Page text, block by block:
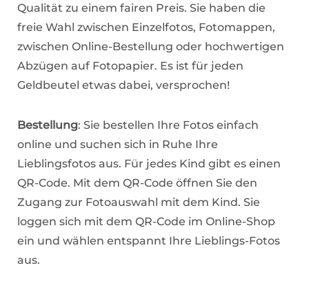
Qualität zu einem fairen Preis. Sie haben die
freie Wahl zwischen Einzelfotos, Fotomappen,
zwischen Online-Bestellung oder hochwertigen
Abzügen auf Fotopapier. Es ist für jeden
Geldbeutel etwas dabei, versprochen!
Bestellung: Sie bestellen Ihre Fotos einfach
online und suchen sich in Ruhe Ihre
Lieblingsfotos aus. Für jedes Kind gibt es einen
QR-Code. Mit dem QR-Code öffnen Sie den
Zugang zur Fotoauswahl mit dem Kind. Sie
loggen sich mit dem QR-Code im Online-Shop
ein und wählen entspannt Ihre Lieblings-Fotos
aus.